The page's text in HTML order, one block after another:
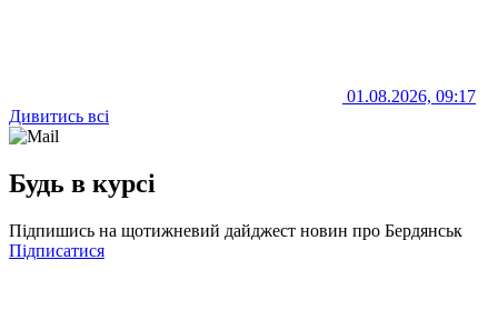
01.08.2026, 09:17
Дивитись всі
Будь в курсі
Підпишись на щотижневий дайджест новин про Бердянськ
Підписатися